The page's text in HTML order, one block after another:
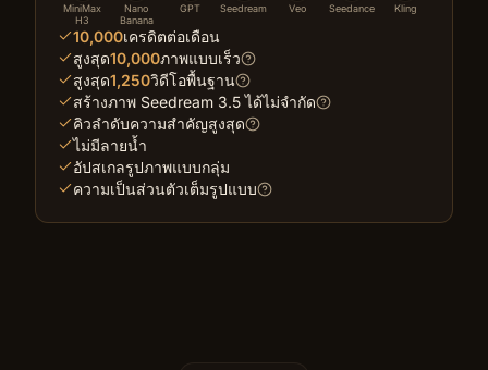
MiniMax
H3
Nano
Banana
GPT Seedream Veo Seedance Kling
10,000เครดิตต่อเดือน
สูงสุด10,000ภาพแบบเร็ว
สูงสุด1,250วิดีโอพื้นฐาน
สร้างภาพ Seedream 3.5 ได้ไม่จำกัด
คิวลำดับความสำคัญสูงสุด
ไม่มีลายน้ำ
อัปสเกลรูปภาพแบบกลุ่ม
ความเป็นส่วนตัวเต็มรูปแบบ